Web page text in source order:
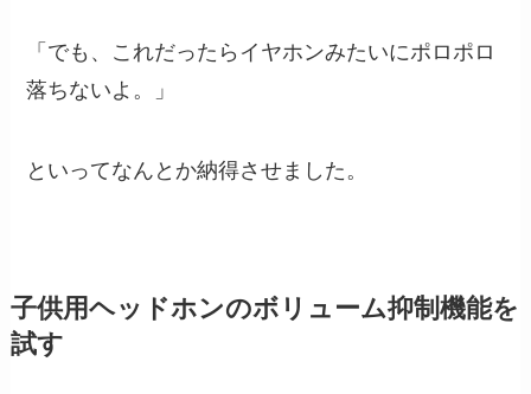
「でも、これだったらイヤホンみたいにポロポロ
落ちないよ。」
といってなんとか納得させました。
子供用ヘッドホンのボリューム抑制機能を
試す